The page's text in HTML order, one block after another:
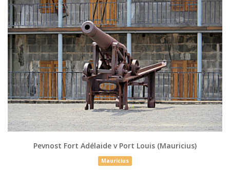
Pevnost Fort Adélaide v Port Louis (Mauricius)
Mauricius